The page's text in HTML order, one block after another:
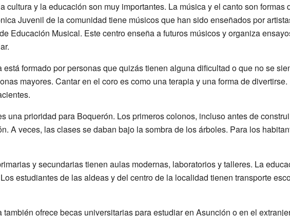
cultura y la educación son muy importantes. La música y el canto son formas
Juvenil de la comunidad tiene músicos que han sido enseñados por
Educación Musical. Este centro enseña a futuros músicos y organiza
está formado por personas que quizás tienen alguna dificultad o que no se
mayores. Cantar en el coro es como una terapia y una forma de
una prioridad para Boquerón. Los primeros colonos, incluso antes de
A veces, las clases se daban bajo la sombra de los árboles. Para los
y secundarias tienen aulas modernas, laboratorios y talleres. La
estudiantes de las aldeas y del centro de la localidad tienen transporte
también ofrece becas universitarias para estudiar en Asunción o en el